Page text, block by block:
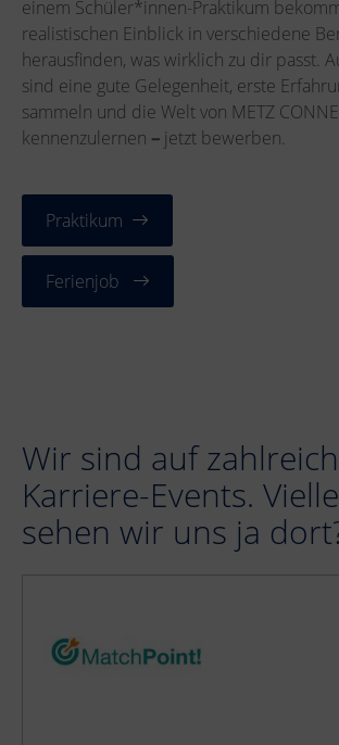
einem Schüler*innen-Praktikum
realistischen Einblick in verschiedene
herausfinden, was wirklich zu dir passt.
sind eine gute Gelegenheit, erste
sammeln und die Welt von METZ
kennenzulernen – jetzt bewerben.
Praktikum
Ferienjob
Wir sind auf
Karriere-Events.
sehen wir uns ja